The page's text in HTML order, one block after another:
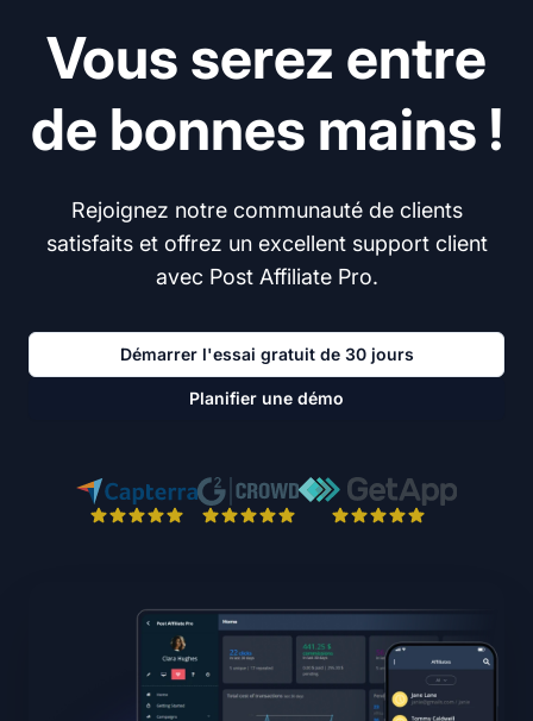
Vous serez entre
de bonnes mains !
Rejoignez notre communauté de clients
satisfaits et offrez un excellent support client
avec Post Affiliate Pro.
Démarrer l'essai gratuit de 30 jours
Planifier une démo